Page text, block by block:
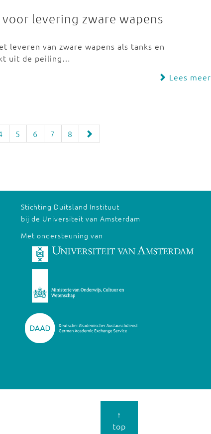
levering zware wapens
leveren van zware wapens als tanks en
uit de peiling…
Lees meer
5 6 7 8
Stichting Duitsland Instituut
bij de Universiteit van Amsterdam
Met ondersteuning van
↑
top